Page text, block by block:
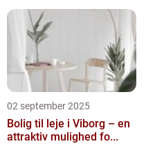
02 september 2025
Bolig til leje i Viborg – en
attraktiv mulighed fo...